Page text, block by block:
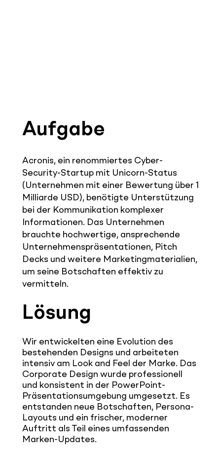
Aufgabe
Acronis, ein renommiertes Cyber-
Security-Startup mit Unicorn-Status
(Unternehmen mit einer Bewertung über 1
Milliarde USD), benötigte Unterstützung
bei der Kommunikation komplexer
Informationen. Das Unternehmen
brauchte hochwertige, ansprechende
Unternehmenspräsentationen, Pitch
Decks und weitere Marketingmaterialien,
um seine Botschaften effektiv zu
vermitteln.
Lösung
Wir entwickelten eine Evolution des
bestehenden Designs und arbeiteten
intensiv am Look and Feel der Marke. Das
Corporate Design wurde professionell
und konsistent in der PowerPoint-
Präsentationsumgebung umgesetzt. Es
entstanden neue Botschaften, Persona-
Layouts und ein frischer, moderner
Auftritt als Teil eines umfassenden
Marken-Updates.